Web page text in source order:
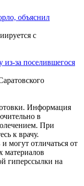
объяснил
с
за поселившегося
Информация
в
При
к врачу.
могут отличаться от
материалов
гиперссылки на